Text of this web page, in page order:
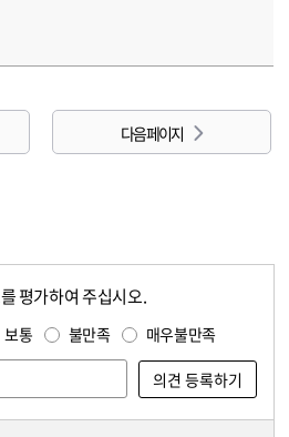
다음 페이지
평가하여 주십시오.
보통 불만족 매우불만족